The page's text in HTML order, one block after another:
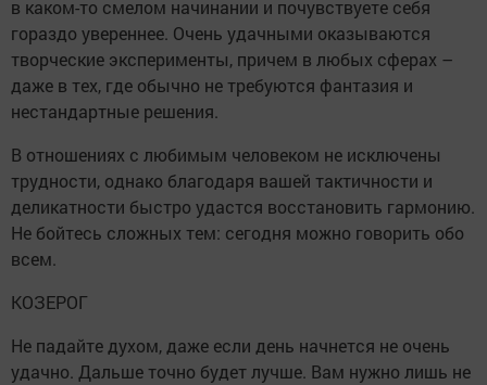
в каком-то смелом начинании и почувствуете себя
гораздо увереннее. Очень удачными оказываются
творческие эксперименты, причем в любых сферах –
даже в тех, где обычно не требуются фантазия и
нестандартные решения.
В отношениях с любимым человеком не исключены
трудности, однако благодаря вашей тактичности и
деликатности быстро удастся восстановить гармонию.
Не бойтесь сложных тем: сегодня можно говорить обо
всем.
КОЗЕРОГ
Не падайте духом, даже если день начнется не очень
удачно. Дальше точно будет лучше. Вам нужно лишь не